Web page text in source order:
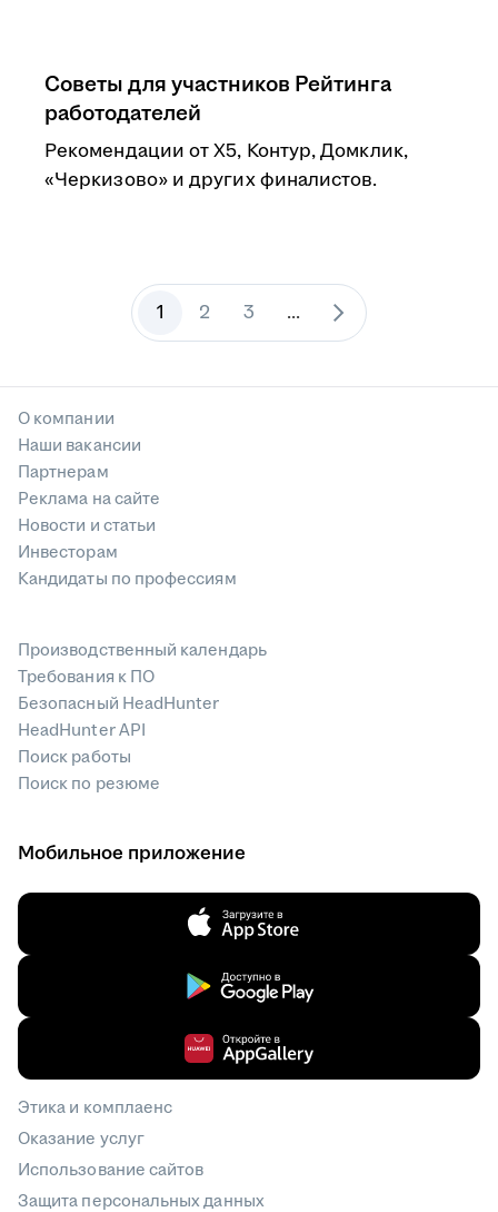
Советы для участников Рейтинга
работодателей
Рекомендации от Х5, Контур, Домклик,
«Черкизово» и других финалистов.
1 2 3 ...
О компании
Наши вакансии
Партнерам
Реклама на сайте
Новости и статьи
Инвесторам
Кандидаты по профессиям
Производственный календарь
Требования к ПО
Безопасный HeadHunter
HeadHunter API
Поиск работы
Поиск по резюме
Мобильное приложение
Этика и комплаенс
Оказание услуг
Использование сайтов
Защита персональных данных